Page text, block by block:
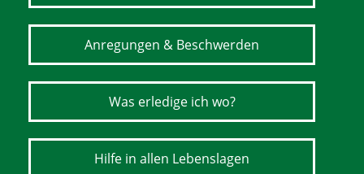
Anregungen & Beschwerden
Was erledige ich wo?
Hilfe in allen Lebenslagen